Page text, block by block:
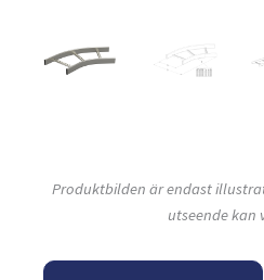
Produktbilden är endast
utseende kan